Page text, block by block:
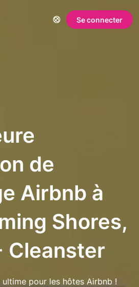
Se connecter
de
Airbnb à
Shores,
Cleanster
pour les hôtes Airbnb !